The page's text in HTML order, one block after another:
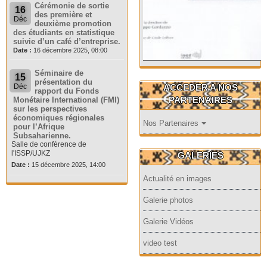
16
Déc
Cérémonie de sortie
des première et
deuxième promotion
des étudiants en statistique
suivie d’un café d’entreprise.
Date : 16 décembre 2025, 08:00
15
Déc
Séminaire de
présentation du
rapport du Fonds
Monétaire International (FMI)
sur les perspectives
économiques régionales
pour l’Afrique
Subsaharienne.
Salle de conférence de
l'ISSP/UJKZ
Date : 15 décembre 2025, 14:00
ACCEDER A NOS
PARTENAIRES
Nos Partenaires
GALERIES
Actualité en images
Galerie photos
Galerie Vidéos
video test